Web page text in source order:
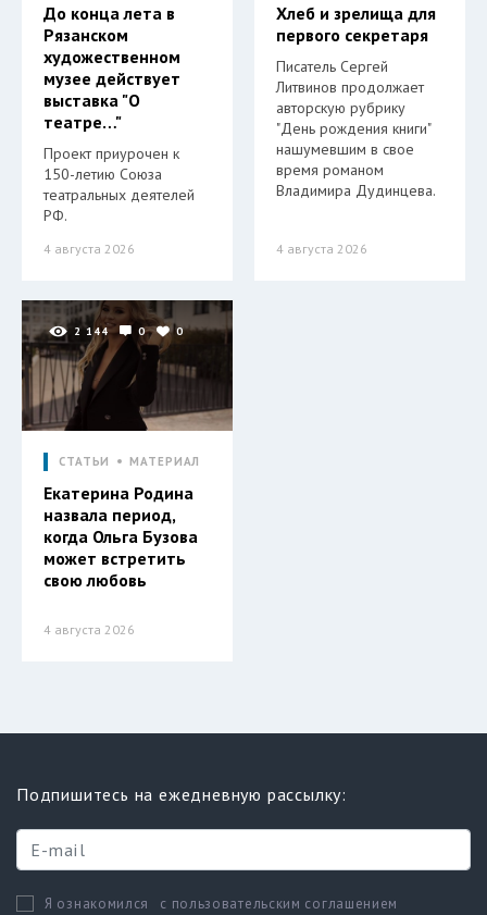
До конца лета в
Рязанском
художественном
музее действует
выставка "О
театре…"
Проект приурочен к
150-летию Союза
театральных деятелей
РФ.
4 августа 2026
Хлеб и зрелища для
первого секретаря
Писатель Сергей
Литвинов продолжает
авторскую рубрику
"День рождения книги"
нашумевшим в свое
время романом
Владимира Дудинцева.
4 августа 2026
2 144 0 0
СТАТЬИ МАТЕРИАЛ
Екатерина Родина
назвала период,
когда Ольга Бузова
может встретить
свою любовь
4 августа 2026
Подпишитесь на ежедневную рассылку:
Я ознакомился с пользовательским соглашением